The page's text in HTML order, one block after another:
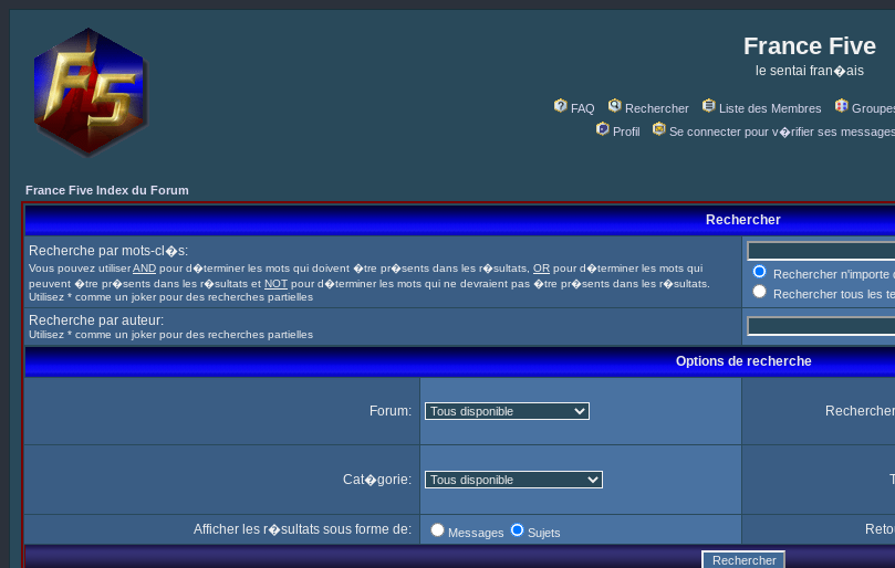
France Five
le sentai fran�ais
FAQ Rechercher Liste des Membres
Profil
Se connecter pour v�rifier ses
France Five Index du Forum
Rechercher
Recherche par mots-cl�s:
Vous pouvez utiliserAND pour d�terminer les mots qui doivent �tre pr�sents dans les r�sultats, OR pour d�terminer les mots qui
peuvent �tre pr�sents dans les r�sultats et NOT pour d�terminer les mots qui ne devraient pas �tre pr�sents dans les r�sultats.
Utilisez * comme un joker pour des recherches partielles
Rechercher n'importe
Rechercher tous les
Recherche par auteur:
Utilisez * comme un joker pour des recherches partielles
Options de recherche
Forum:
Cat�gorie:
Afficher les r�sultats sous forme de: Messages Sujets